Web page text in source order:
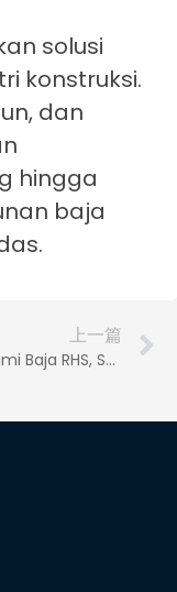
solusi
konstruksi.
dan
hingga
baja
上一篇
Memahami Baja RHS, SHS, dan CHS: Jenis, Aplikasi, dan Spesifikasi